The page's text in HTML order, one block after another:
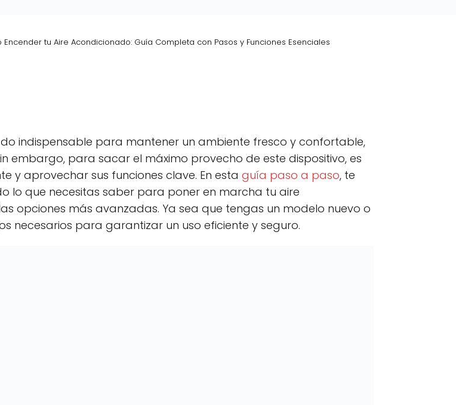
Encender tu Aire Acondicionado: Guía Completa con Pasos y Funciones Esenciales
p
a
r
t
i
e
n
p
a
r
t
i
e
n
p
a
r
t
i
n
indispensable para mantener un ambiente fresco y confortable,
embargo, para sacar el máximo provecho de este dispositivo, es
aprovechar sus funciones clave. En esta guía paso a paso, te
lo que necesitas saber para poner en marcha tu aire
opciones más avanzadas. Ya sea que tengas un modelo nuevo o
necesarios para garantizar un uso eficiente y seguro.